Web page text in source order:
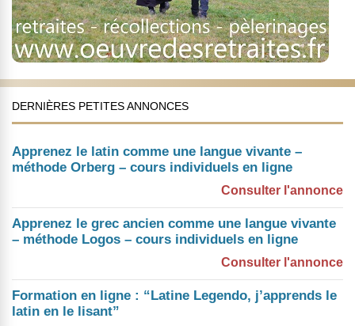
DERNIÈRES PETITES ANNONCES
Apprenez le latin comme une langue vivante –
méthode Orberg – cours individuels en ligne
Consulter l'annonce
Apprenez le grec ancien comme une langue vivante
– méthode Logos – cours individuels en ligne
Consulter l'annonce
Formation en ligne : “Latine Legendo, j’apprends le
latin en le lisant”